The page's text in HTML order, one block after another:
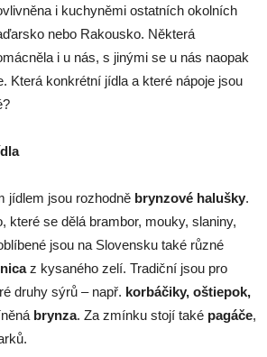
i kuchyněmi ostatních okolních
nebo Rakousko. Některá
i u nás, s jinými se u nás naopak
Která konkrétní jídla a které nápoje jsou
jídlem jsou rozhodně brynzové halušky.
které se dělá brambor, mouky, slaniny,
jsou na Slovensku také různé
z kysaného zelí. Tradiční jsou pro
druhy sýrů – např. korbáčiky, oštiepok,
brynza. Za zmínku stojí také pagáče,